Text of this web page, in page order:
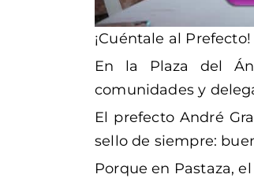
¡Cuéntale al Prefecto!
En la Plaza del
comunidades y
El prefecto André
sello de siempre:
Porque en Pastaza,